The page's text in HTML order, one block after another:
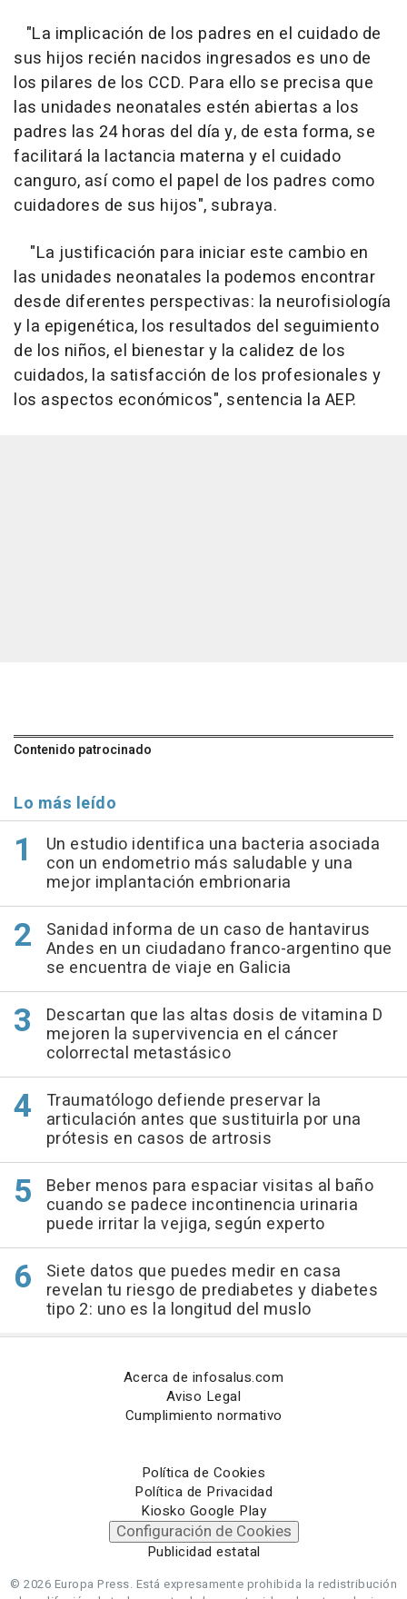
"La implicación de los padres en el cuidado de
sus hijos recién nacidos ingresados es uno de
los pilares de los CCD. Para ello se precisa que
las unidades neonatales estén abiertas a los
padres las 24 horas del día y, de esta forma, se
facilitará la lactancia materna y el cuidado
canguro, así como el papel de los padres como
cuidadores de sus hijos", subraya.
"La justificación para iniciar este cambio en
las unidades neonatales la podemos encontrar
desde diferentes perspectivas: la neurofisiología
y la epigenética, los resultados del seguimiento
de los niños, el bienestar y la calidez de los
cuidados, la satisfacción de los profesionales y
los aspectos económicos", sentencia la AEP.
Contenido patrocinado
Lo más leído
Un estudio identifica una bacteria asociada
con un endometrio más saludable y una
mejor implantación embrionaria
Sanidad informa de un caso de hantavirus
Andes en un ciudadano franco-argentino que
se encuentra de viaje en Galicia
Descartan que las altas dosis de vitamina D
mejoren la supervivencia en el cáncer
colorrectal metastásico
Traumatólogo defiende preservar la
articulación antes que sustituirla por una
prótesis en casos de artrosis
Beber menos para espaciar visitas al baño
cuando se padece incontinencia urinaria
puede irritar la vejiga, según experto
Siete datos que puedes medir en casa
revelan tu riesgo de prediabetes y diabetes
tipo 2: uno es la longitud del muslo
Acerca de infosalus.com
Aviso Legal
Cumplimiento normativo
Política de Cookies
Política de Privacidad
Kiosko Google Play
Configuración de Cookies
Publicidad estatal
© 2026 Europa Press. Está expresamente prohibida la redistribución